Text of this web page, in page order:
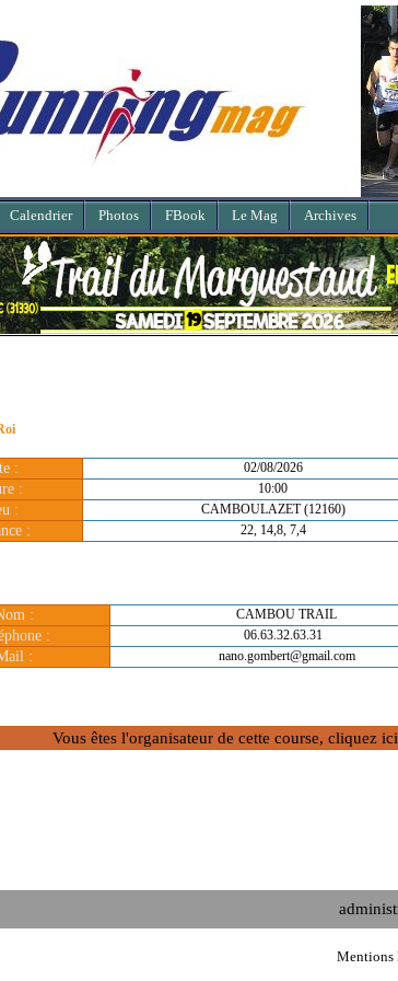
Calendrier Photos FBook Le Mag Archives
: 02/08/2026
: 10:00
: CAMBOULAZET (12160)
: 22, 14,8, 7,4
: CAMBOU TRAIL
: 06.63.32.63.31
: nano.gombert@gmail.com
Vous êtes l'organisateur de cette course, cliquez
Mentions